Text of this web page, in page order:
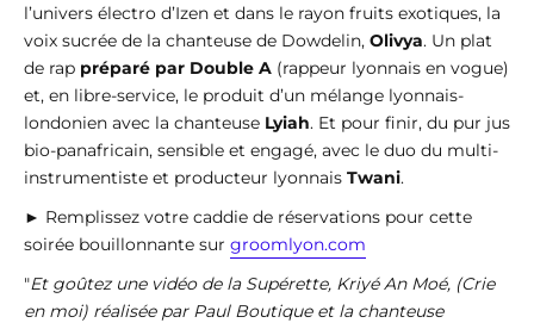
l’univers électro d’Izen et dans le rayon fruits exotiques, la
voix sucrée de la chanteuse de Dowdelin, Olivya. Un plat
de rap préparé par Double A (rappeur lyonnais en vogue)
et, en libre-service, le produit d’un mélange lyonnais-
londonien avec la chanteuse Lyiah. Et pour finir, du pur jus
bio-panafricain, sensible et engagé, avec le duo du multi-
instrumentiste et producteur lyonnais Twani.
► Remplissez votre caddie de réservations pour cette
soirée bouillonnante sur groomlyon.com
"Et goûtez une vidéo de la Supérette, Kriyé An Moé, (Crie
en moi) réalisée par Paul Boutique et la chanteuse